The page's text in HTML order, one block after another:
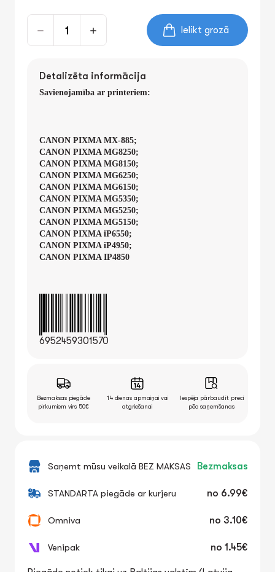
Ielikt grozā
Detalizēta informācija
Savienojamība ar printeriem:
CANON PIXMA MX-885;
CANON PIXMA MG8250;
CANON PIXMA MG8150;
CANON PIXMA MG6250;
CANON PIXMA MG6150;
CANON PIXMA MG5350;
CANON PIXMA MG5250;
CANON PIXMA MG5150;
CANON PIXMA iP6550;
CANON PIXMA iP4950;
CANON PIXMA IP4850
6952459301570
Bezmaksas piegāde
pirkumiem virs 50€
14 dienas apmaiņai vai
atgriešanai
Iespēja pārbaudīt preci
pēc saņemšanas
Saņemt mūsu veikalā BEZ MAKSAS Bezmaksas
STANDARTA piegāde ar kurjeru no 6.99€
Omniva no 3.10€
Venipak no 1.45€